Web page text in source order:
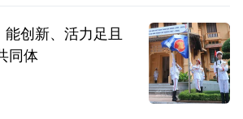
创新、活力足且
同体